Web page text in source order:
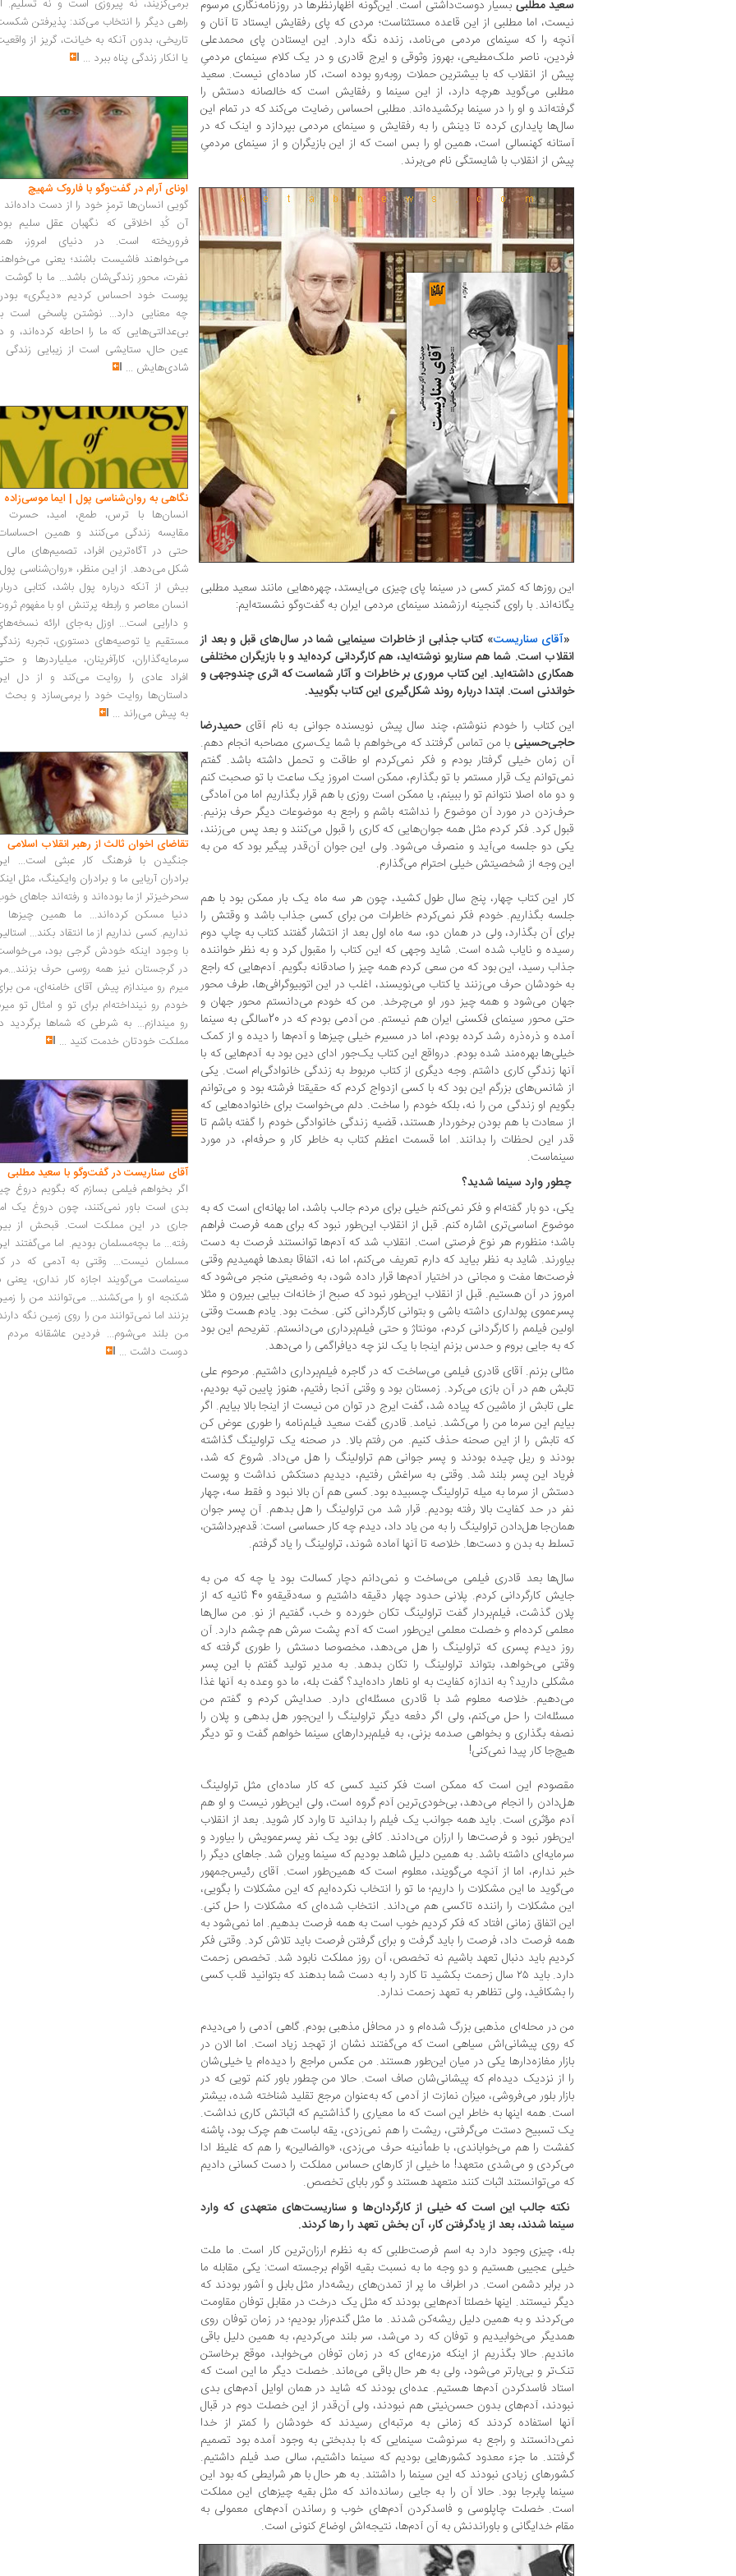
سعید مطلبی بسیار دوست‌داشتی است. این‌گونه اظهارنظرها در روزنامه‌نگاری مرسوم
نیست، اما مطلبی از این قاعده مستثناست؛ مردی که پای رفقایش ایستاد تا آنان و
آنچه را که سینمای مردمی می‌نامد، زنده نگه دارد. این ایستادن پای محمدعلی
فردین، ناصر ملک‌مطیعی، بهروز وثوقی و ایرج قادری و در یک کلام‌ سینمای مردمیِ
پیش از انقلاب که با بیشترین حملات روبه‌رو بوده است، کار ساده‌ای نیست. سعید
مطلبی می‌گوید هرچه دارد، از این سینما و رفقایش است که خالصانه دستش را
گرفته‌اند و او را در سینما بر‌کشیده‌اند. مطلبی احساس رضایت می‌کند که در تمام این
سال‌ها پایداری کرده تا دِینش را به رفقایش و سینمای مردمی بپردازد و اینک که در
آستانه کهنسالی است، همین او را بس است که از این بازیگران و از سینمای مردمیِ
پیش از انقلاب با شایستگی نام می‌برند.
این روزها که کمتر کسی در سینما پای چیزی می‌ایستد، چهره‌هایی مانند سعید مطلبی
یگانه‌اند. با راوی گنجینه ارزشمند سینمای مردمی ایران به گفت‌وگو نشسته‌ایم:
‌ «آقای سناریست» کتاب جذابی از خاطرات سینمایی شما در سال‌های قبل و بعد از
انقلاب است. شما هم سناریو نوشته‌اید، هم کارگردانی کرده‌اید و با بازیگران مختلفی
همکاری داشته‌اید. این کتاب مروری بر خاطرات و آثار شما‌ست که اثری چندوجهی و
خواندنی است. ابتدا درباره روند شکل‌گیری این کتاب بگویید.
این کتاب را خودم ننوشتم، چند سال پیش نویسنده جوانی به نام آقایحمیدرضا
حاجی‌حسینی با من تماس گرفتند که می‌خواهم با شما یک‌سری مصاحبه‌ انجام دهم.
آن زمان خیلی گرفتار بودم و فکر نمی‌کردم او طاقت و تحمل داشته باشد. گفتم
نمی‌توانم یک قرار مستمر با تو بگذارم، ممکن است امروز یک ساعت با تو صحبت کنم
و دو ماه اصلا نتوانم تو را ببینم، یا ممکن است روزی با هم قرار بگذاریم اما من آمادگی
حرف‌زدن در مورد آن موضوع را نداشته باشم و راجع به موضوعات دیگر حرف بزنیم.
قبول کرد. فکر کردم مثل همه جوان‌هایی که کاری را قبول می‌کنند و بعد پس می‌زنند،
یکی‌ دو جلسه می‌آید و منصرف می‌شود. ولی این جوان آن‌قدر پیگیر بود که من به
این وجه از شخصیتش خیلی احترام می‌‌گذارم.
کار این کتاب چهار، پنج سال طول کشید، چون هر سه ماه یک بار ممکن بود با هم
جلسه بگذاریم. خودم فکر نمی‌کردم خاطرات من برای کسی جذاب باشد و وقتش را
برای آن بگذارد، ولی در همان دو، سه ماه اول بعد از انتشار گفتند کتاب به چاپ دوم
رسیده و نایاب شده است. شاید وجهی که این کتاب را مقبول کرد و به نظر خواننده
جذاب رسید، این بود که من سعی کردم همه چیز را صادقانه بگویم. آدم‌هایی که راجع
به خودشان حرف می‌زنند یا کتاب می‌نویسند، اغلب در این اتوبیوگرافی‌ها، طرف محور
جهان می‌شود و همه‌ چیز دور او می‌چرخد. من که خودم می‌دانستم محور جهان و
حتی محور سینمای فکسنی ایران هم نیستم. من آدمی بودم که در 20سالگی به سینما
آمده و ذره‌ذره رشد کرده بودم، اما در مسیرم خیلی چیزها و آدم‌ها را دیده و از کمک
خیلی‌ها بهره‌مند شده بودم. درواقع این کتاب یک‌جور ادای دین بود به آدم‌هایی که با
آنها زندگیِ کاری داشتم. وجه دیگری از کتاب مربوط به زندگی خانوادگی‌ام است. یکی
از شانس‌های بزرگم این بود که با کسی ازدواج کردم که حقیقتا فرشته بود و می‌توانم
بگویم او زندگی من را نه، بلکه خودم را ساخت. دلم می‌خواست برای خانواده‌هایی که
از سعادت با هم بودن برخوردار هستند، قضیه زندگی خانوادگی خودم را گفته باشم تا
قدر این لحظات‌ را بدانند. اما قسمت اعظم کتاب به‌ خاطر کار و حرفه‌ام، در مورد
سینما‌ست.
‌ چطور وارد سینما شدید؟
یکی، دو بار گفته‌ام و فکر نمی‌کنم خیلی برای مردم جالب باشد، اما بهانه‌ای است که به
موضوع اساسی‌تری اشاره کنم. قبل از انقلاب این‌طور نبود که برای همه فرصت‌‌ فراهم
باشد؛ منظورم هر نوع فرصتی است. انقلاب شد که آدم‌ها توانستند فرصت به دست
بیاورند. شاید به نظر بیاید که دارم تعریف می‌کنم، اما نه، اتفاقا بعدها فهمیدیم وقتی
فرصت‌ها مفت و مجانی در اختیار آدم‌ها قرار داده شود، به وضعیتی منجر می‌شود که
امروز در آن هستیم. قبل از انقلاب این‌طور نبود که صبح از خانه‌ات بیایی بیرون و مثلا
پسرعموی پولداری داشته باشی و بتوانی کارگردانی کنی. سخت بود. یادم هست وقتی
اولین فیلمم را کارگردانی کردم، مونتاژ و حتی فیلم‌برداری می‌دانستم. تفریحم این بود
که به جایی بروم و حدس بزنم اینجا با یک لنز چه دیافراگمی را می‌دهد.
مثالی بزنم. آقای قادری فیلمی می‌ساخت که در گاجره فیلم‌برداری داشتیم. مرحوم علی
تابش هم در آن بازی می‌کرد. زمستان بود و وقتی آنجا رفتیم، هنوز پایین تپه بودیم،
علی تابش از ماشین که پیاده شد، گفت ایرج در توان من نیست از اینجا بالا بیایم. اگر
بیایم این سرما من را می‌کشد. نیامد. قادری گفت سعید فیلم‌نامه را طوری عوض کن
که تابش را از این صحنه حذف کنیم. من رفتم بالا. در صحنه یک تراولینگ گذاشته
بودند و ریل چیده بودند و پسر جوانی هم تراولینگ را هل می‌داد. شروع که شد،
فریاد این پسر بلند شد. وقتی به سراغش رفتیم، دیدیم دستکش نداشت و پوست
دستش از سرما به میله تراولینگ چسبیده بود. کسی هم آن بالا نبود و فقط سه، چهار
نفر در حد کفایت بالا رفته بودیم. قرار شد من تراولینگ را هل بدهم. آن پسر جوان
همان‌جا هل‌‌دادن تراولینگ را به من یاد داد، دیدم چه کار حساسی است: قدم‌برداشتن،
تسلط به بدن و دست‌ها. خلاصه تا آنها آماده شوند، تراولینگ را یاد گرفتم.
سال‌ها بعد قادری فیلمی می‌ساخت و نمی‌دانم دچار کسالت بود یا چه که من به‌
جایش کارگردانی کردم. پلانی حدود چهار دقیقه داشتیم و سه‌دقیقه‌و 40 ثانیه که از
پلان گذشت، فیلم‌بردار گفت تراولینگ تکان خورده و خب، گفتیم از نو. من سال‌ها
معلمی کرده‌ام و خصلت معلمی این‌طور است که آدم پشت سرش هم چشم دارد. آن
روز دیدم پسری که تراولینگ را هل می‌دهد، مخصوصا دستش را طوری گرفته که
وقتی می‌‌خواهد، بتواند تراولینگ را تکان بدهد. به مدیر تولید گفتم با این پسر
مشکلی دارید؟ به اندازه کفایت به او ناهار داده‌اید؟ گفت بله، ما دو وعده به آنها غذا
می‌دهیم. خلاصه معلوم شد با قادری مسئله‌ای دارد. صدایش کردم و گفتم من
مسئله‌ات را حل می‌کنم، ولی اگر دفعه دیگر تراولینگ را این‌جور هل بدهی و پلان را
نصفه بگذاری و بخواهی صدمه بزنی، به فیلم‌بردارهای سینما خواهم گفت و تو دیگر
هیچ‌جا کار پیدا نمی‌کنی!
مقصودم این است که ممکن است فکر کنید کسی که کار ساده‌ای مثل تراولینگ
هل‌دادن را انجام می‌دهد، بی‌خودی‌ترین آدم گروه است، ولی این‌طور نیست و او هم
آدم مؤثری است. باید همه جوانب یک فیلم را بدانید تا وارد کار شوید. بعد از انقلاب
این‌طور نبود و فرصت‌ها را ارزان می‌دادند. کافی بود یک نفر پسرعمویش را بیاورد و
سرمایه‌ای داشته باشد. به ‌همین ‌دلیل شاهد بودیم که سینما ویران شد. جاهای دیگر را
خبر ندارم، اما از آنچه می‌گویند، معلوم است که همین‌طور است. آقای رئیس‌جمهور
می‌گوید ما این مشکلات را داریم؛ ما تو را انتخاب نکرده‌ایم که این مشکلات را بگویی،
این مشکلات را راننده تاکسی هم می‌داند. انتخاب شده‌ای که مشکلات را حل کنی.
این اتفاق زمانی افتاد که فکر ‌کردیم خوب است به همه فرصت بدهیم. اما نمی‌شود به
همه فرصت داد، فرصت را باید گرفت و برای گرفتن فرصت باید تلاش کرد. وقتی فکر
کردیم باید دنبال تعهد باشیم نه تخصص، آن روز مملکت نابود شد. تخصص زحمت
دارد. باید ۲۵ سال زحمت بکشید تا کارد را به دست شما بدهند که بتوانید قلب کسی
را بشکافید، ولی تظاهر به تعهد زحمت ندارد.
من در محله‌ای مذهبی بزرگ شده‌ام و در محافل مذهبی بودم. گاهی آدمی را می‌دیدم
که روی پیشانی‌اش سیاهی است که می‌گفتند نشان از تهجد زیاد است. اما الان در
بازار مغازه‌دارها یکی در میان این‌طور هستند. من عکس مراجع را دیده‌ام یا خیلی‌شان
را از نزدیک دیده‌ام که پیشانی‌شان صاف است. حالا من چطور باور کنم تویی که در
بازار بلور می‌فروشی، میزان نمازت از آدمی که به‌عنوان مرجع تقلید شناخته شده، بیشتر
است. همه اینها به خاطر این است که ما معیاری را گذاشتیم که اثباتش کاری نداشت.
یک تسبیح دستت می‌گرفتی، ریشت را هم نمی‌زدی، یقه لباست هم چرک بود، پاشنه
کفشت را هم می‌خواباندی، با طمأنینه حرف می‌زدی، «والضالین» را هم که غلیظ ادا
می‌کردی و می‌شدی متعهد! ما خیلی از کارهای حساس مملکت را دست کسانی دادیم
که می‌توانستند اثبات کنند متعهد هستند و گور بابای تخصص.
‌ نکته جالب این است که خیلی از کارگردان‌ها و سناریست‌های متعهدی که وارد
سینما شدند، بعد از یاد‌گرفتن کار، آن بخش تعهد را رها کردند.
بله، چیزی وجود دارد به اسم فرصت‌طلبی که به نظرم ارزان‌ترین کار است. ما ملت
خیلی عجیبی هستیم و دو وجه ما به نسبت بقیه اقوام برجسته است: یکی مقابله ‌ما
در برابر دشمن است. در اطراف ما پر از تمدن‌های ریشه‌دار مثل بابل و آشور بودند که
دیگر نیستند. اینها خصلتا آدم‌هایی بودند که مثل یک درخت در مقابل توفان مقاومت
می‌کردند و به‌ همین ‌دلیل ریشه‌کن شدند. ما مثل گندم‌زار بودیم؛ در زمان توفان روی
همدیگر می‌خوابیدیم و توفان که رد می‌شد، سر بلند می‌کردیم، به ‌همین ‌دلیل باقی
ماندیم. حالا بگذریم از اینکه مزرعه‌ای که در زمان توفان می‌خوابد، موقع برخاستن
تنک‌تر و بی‌بارتر می‌شود، ولی به هر حال باقی می‌ماند. خصلت دیگر ما این است که
استاد فاسدکردن آدم‌ها هستیم. عده‌ای بودند که شاید در همان اوایل آدم‌های بدی
نبودند، آدم‌های بدون حسن‌نیتی هم نبودند، ولی آن‌قدر از این خصلت دوم در قبال
آنها استفاده کردند که زمانی به مرتبه‌ای رسیدند که خودشان را کمتر از خدا
نمی‌دانستند و راجع به سرنوشت سینمایی که با بدبختی به وجود آمده بود تصمیم
گرفتند. ما جزء معدود کشورهایی بودیم که سینما داشتیم، سالی صد فیلم داشتیم.
کشورهای زیادی نبودند که این سینما را داشتند. به هر حال با هر شرایطی که بود این
سینما پابرجا بود. حالا آن را به جایی رسانده‌اند که مثل بقیه چیزهای این مملکت
است. خصلت چاپلوسی و فاسدکردن آدم‌های خوب و رساندن آدم‌های معمولی به
مقام خدایگانی و باوراندنش به آن آدم‌ها، نتیجه‌اش اوضاع کنونی است.
برمی‌گزیند، نه پیروزی است و نه تسلیم.
راهی دیگر را انتخاب می‌کند: پذیرفتن
تاریخی، بدون آنکه به خیانت، گریز از
یا انکار زندگی پناه ببرد ...
اونای آرام در گفت‌وگو با فاروک شهیچ‭
گویی انسان‌ها ترمزِ خود را از دست داده‌اند
آن کُدِ اخلاقی که نگهبان عقل سلیم
فروریخته است. در دنیای امروز،
می‌خواهند فاشیست باشند؛ یعنی
نفرت، محورِ زندگی‌شان باشد... ما با گوشت
پوست خود احساس کردیم «دیگری»
چه معنایی دارد... نوشتن پاسخی است
بی‌عدالتی‌هایی که ما را احاطه کرده‌اند، و
عین حال، ستایشی است از زیبایی زندگی
شادی‌هایش ...
نگاهی به روان‌شناسی پول | ایما موسی‌زاده
انسان‌ها با ترس، طمع، امید، حسرت
مقایسه زندگی می‌کنند و همین
حتی در آگاه‌ترین افراد، تصمیم‌های مالی
شکل می‌دهد. از این منظر، «روان‌شناسی
بیش از آنکه درباره پول باشد، کتابی
انسان معاصر و رابطه پرتنش او با مفهوم
و دارایی است... اوزل به‌جای ارائه
مستقیم یا توصیه‌های دستوری، تجربه
سرمایه‌گذاران، کارآفرینان، میلیاردرها و
افراد عادی را روایت می‌کند و از دل
داستان‌ها روایت خود را برمی‌سازد و بحث
به پیش می‌راند ...
تقاضای اخوان ثالث از رهبر انقلاب اسلامی
جنگیدن با فرهنگ کار عبثی است...
برادران آریایی ما و برادران وایکینگ، مثل
سحرخیزتر از ما بوده‌اند و رفته‌اند جاهای
دنیا مسکن کرده‌اند... ما همین چیزها
نداریم. کسی نداریم از ما انتقاد بکند...
با وجود اینکه خودش گرجی بود،
در گرجستان نیز همه روسی حرف
میرم رو میندازم پیش آقای خامنه‌ای، من
خودم رو نینداخته‌ام برای تو و امثال تو
رو میندازم... به شرطی که شماها برگردید
مملکت خودتان خدمت کنید ...
آقای سناریست در گفت‌وگو با سعید مطلبی
اگر بخواهم فیلمی بسازم که بگویم دروغ
بدی است باور نمی‌کنند، چون دروغ یک
جاری در این مملکت است. قبحش از
رفته... ما بچه‌مسلمان بودیم. اما می‌گفتند
مسلمان نیست... وقتی به آدمی که در
سینماست می‌گویند اجازه کار نداری، یعنی
شکنجه او را می‌کشند... می‌توانند من را
بزنند اما نمی‌توانند من را روی زمین نگه
من بلند می‌شوم... فردین عاشقانه مردم
دوست داشت ...